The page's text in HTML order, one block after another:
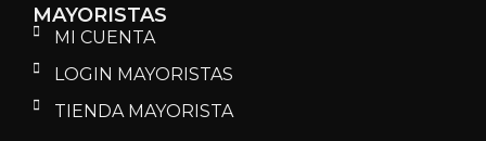
MAYORISTAS
MI CUENTA
LOGIN MAYORISTAS
TIENDA MAYORISTA